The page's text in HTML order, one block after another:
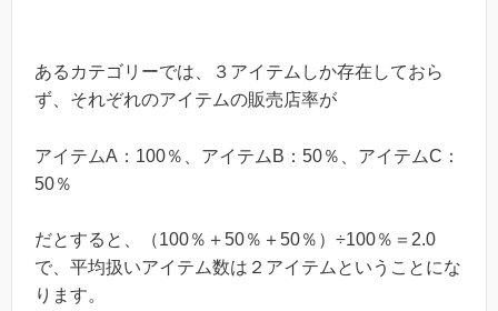
あるカテゴリーでは、３アイテムしか存在しておら
ず、それぞれのアイテムの販売店率が
アイテムA：100％、アイテムB：50％、アイテムC：
50％
だとすると、（100％＋50％＋50％）÷100％＝2.0
で、平均扱いアイテム数は２アイテムということにな
ります。